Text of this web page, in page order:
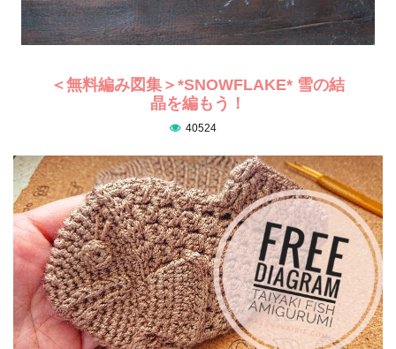
＜無料編み図集＞*SNOWFLAKE* 雪の結
晶を編もう！
40524